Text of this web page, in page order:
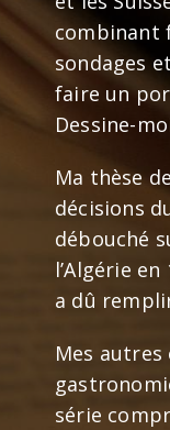
combinant
sondages
faire un
Dessine-
Ma thèse
décisions
débouché
l’Algérie
a dû
Mes autres
série